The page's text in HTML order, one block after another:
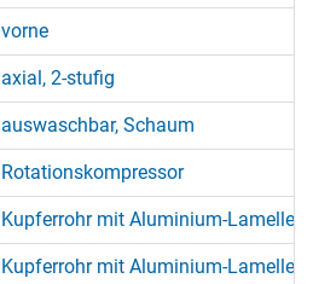
vorne
axial, 2-stufig
auswaschbar, Schaum
Rotationskompressor
Kupferrohr mit Aluminium-Lamellen
Kupferrohr mit Aluminium-Lamellen